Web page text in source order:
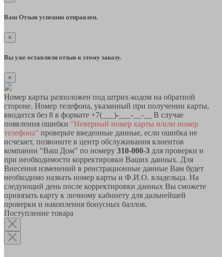
Ваш Отзыв успешно отправлен.
×
Вы уже оставляли отзыв к этому заказу.
×
Номер карты разположен под штрих-кодом на обратной
стороне. Номер телефона, указанный при получении карты,
вводится без 8 в формате +7(___)-___-__-__ В случае
появления ошибки "Неверный номер карты и/или номер
телефона" проверьте введенные данные, если ошибка не
исчезает, позвоните в центр обслуживания клиентов
компании "Ваш Дом" по номеру 310-000-3 для проверки и
при необходимости корректировки Ваших данных. Для
Внесения изменений в реистрационные данные Вам будет
необходимо назвать номер карты и Ф.И.О. владельца. На
следующий день после корректировки данных Вы сможете
привязать карту к личному кабинету для дальнейшей
проверки и накопления бонусных баллов.
Поступление товара